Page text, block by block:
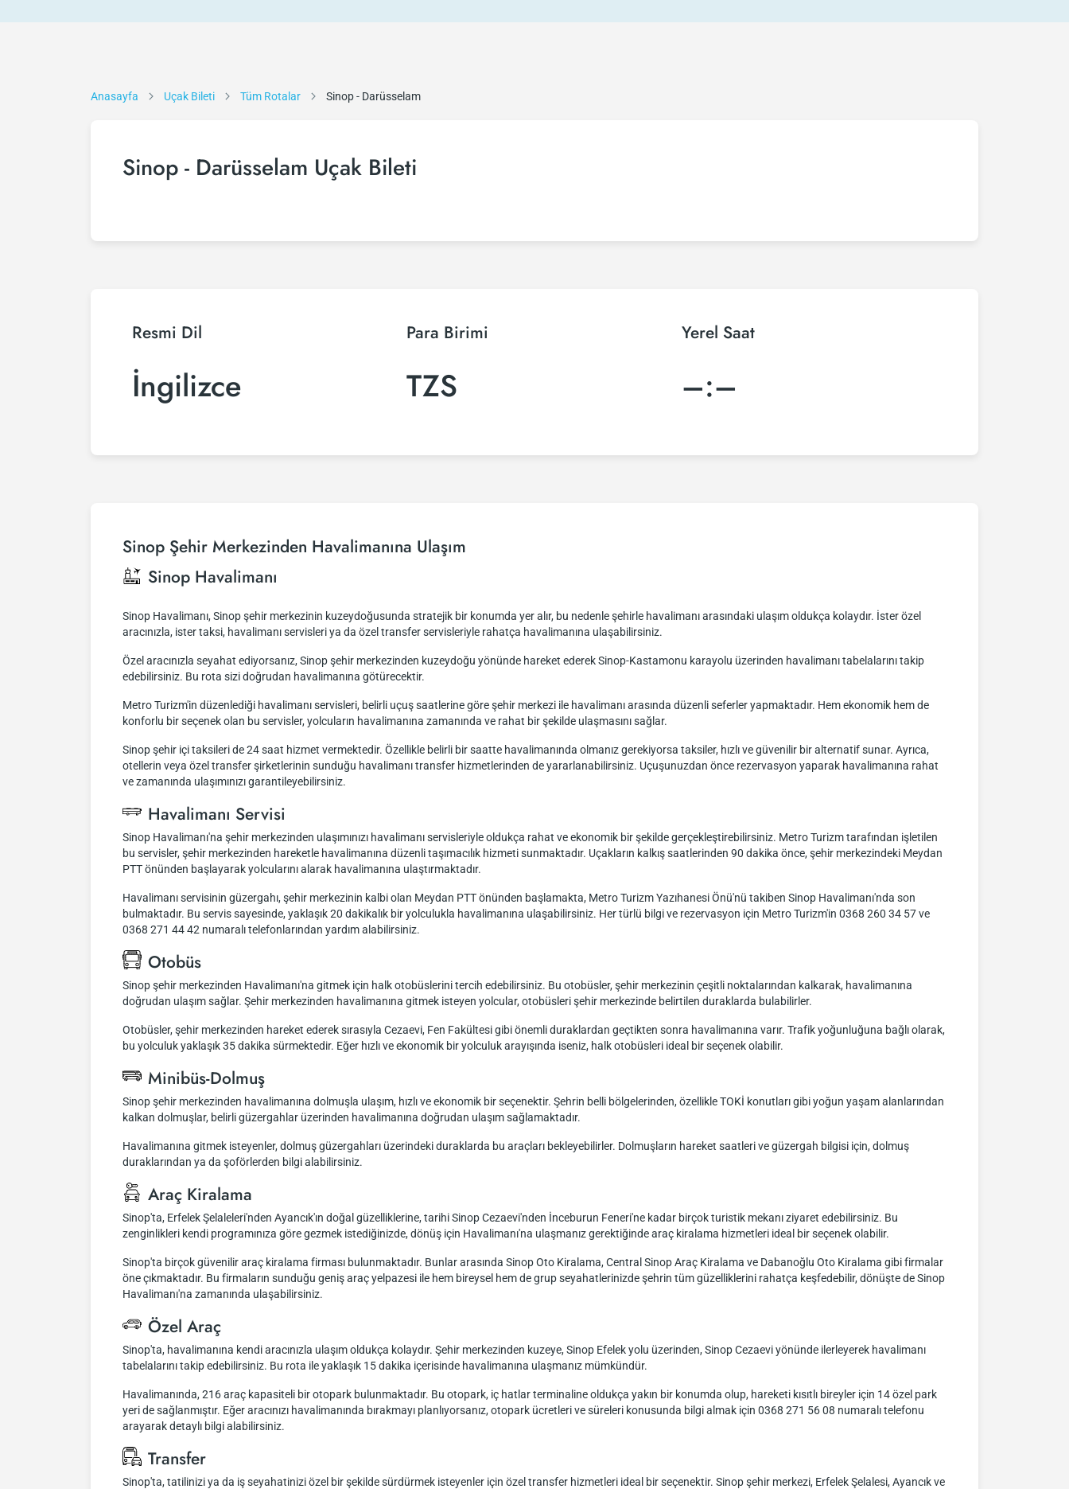
Anasayfa Uçak Bileti Tüm Rotalar Sinop - Darüsselam
Sinop - Darüsselam Uçak Bileti
Resmi Dil
İngilizce
Para Birimi
TZS
Yerel Saat
–:–
Sinop Şehir Merkezinden Havalimanına Ulaşım
Sinop Havalimanı
Sinop Havalimanı, Sinop şehir merkezinin kuzeydoğusunda stratejik bir konumda yer alır, bu nedenle şehirle havalimanı arasındaki ulaşım oldukça kolaydır. İster özel
aracınızla, ister taksi, havalimanı servisleri ya da özel transfer servisleriyle rahatça havalimanına ulaşabilirsiniz.
Özel aracınızla seyahat ediyorsanız, Sinop şehir merkezinden kuzeydoğu yönünde hareket ederek Sinop-Kastamonu karayolu üzerinden havalimanı tabelalarını takip
edebilirsiniz. Bu rota sizi doğrudan havalimanına götürecektir.
Metro Turizm'in düzenlediği havalimanı servisleri, belirli uçuş saatlerine göre şehir merkezi ile havalimanı arasında düzenli seferler yapmaktadır. Hem ekonomik hem de
konforlu bir seçenek olan bu servisler, yolcuların havalimanına zamanında ve rahat bir şekilde ulaşmasını sağlar.
Sinop şehir içi taksileri de 24 saat hizmet vermektedir. Özellikle belirli bir saatte havalimanında olmanız gerekiyorsa taksiler, hızlı ve güvenilir bir alternatif sunar. Ayrıca,
otellerin veya özel transfer şirketlerinin sunduğu havalimanı transfer hizmetlerinden de yararlanabilirsiniz. Uçuşunuzdan önce rezervasyon yaparak havalimanına rahat
ve zamanında ulaşımınızı garantileyebilirsiniz.
Havalimanı Servisi
Sinop Havalimanı'na şehir merkezinden ulaşımınızı havalimanı servisleriyle oldukça rahat ve ekonomik bir şekilde gerçekleştirebilirsiniz. Metro Turizm tarafından işletilen
bu servisler, şehir merkezinden hareketle havalimanına düzenli taşımacılık hizmeti sunmaktadır. Uçakların kalkış saatlerinden 90 dakika önce, şehir merkezindeki Meydan
PTT önünden başlayarak yolcularını alarak havalimanına ulaştırmaktadır.
Havalimanı servisinin güzergahı, şehir merkezinin kalbi olan Meydan PTT önünden başlamakta, Metro Turizm Yazıhanesi Önü'nü takiben Sinop Havalimanı'nda son
bulmaktadır. Bu servis sayesinde, yaklaşık 20 dakikalık bir yolculukla havalimanına ulaşabilirsiniz. Her türlü bilgi ve rezervasyon için Metro Turizm'in 0368 260 34 57 ve
0368 271 44 42 numaralı telefonlarından yardım alabilirsiniz.
Otobüs
Sinop şehir merkezinden Havalimanı'na gitmek için halk otobüslerini tercih edebilirsiniz. Bu otobüsler, şehir merkezinin çeşitli noktalarından kalkarak, havalimanına
doğrudan ulaşım sağlar. Şehir merkezinden havalimanına gitmek isteyen yolcular, otobüsleri şehir merkezinde belirtilen duraklarda bulabilirler.
Otobüsler, şehir merkezinden hareket ederek sırasıyla Cezaevi, Fen Fakültesi gibi önemli duraklardan geçtikten sonra havalimanına varır. Trafik yoğunluğuna bağlı olarak,
bu yolculuk yaklaşık 35 dakika sürmektedir. Eğer hızlı ve ekonomik bir yolculuk arayışında iseniz, halk otobüsleri ideal bir seçenek olabilir.
Minibüs-Dolmuş
Sinop şehir merkezinden havalimanına dolmuşla ulaşım, hızlı ve ekonomik bir seçenektir. Şehrin belli bölgelerinden, özellikle TOKİ konutları gibi yoğun yaşam alanlarından
kalkan dolmuşlar, belirli güzergahlar üzerinden havalimanına doğrudan ulaşım sağlamaktadır.
Havalimanına gitmek isteyenler, dolmuş güzergahları üzerindeki duraklarda bu araçları bekleyebilirler. Dolmuşların hareket saatleri ve güzergah bilgisi için, dolmuş
duraklarından ya da şoförlerden bilgi alabilirsiniz.
Araç Kiralama
Sinop'ta, Erfelek Şelaleleri'nden Ayancık'ın doğal güzelliklerine, tarihi Sinop Cezaevi'nden İnceburun Feneri'ne kadar birçok turistik mekanı ziyaret edebilirsiniz. Bu
zenginlikleri kendi programınıza göre gezmek istediğinizde, dönüş için Havalimanı'na ulaşmanız gerektiğinde araç kiralama hizmetleri ideal bir seçenek olabilir.
Sinop'ta birçok güvenilir araç kiralama firması bulunmaktadır. Bunlar arasında Sinop Oto Kiralama, Central Sinop Araç Kiralama ve Dabanoğlu Oto Kiralama gibi firmalar
öne çıkmaktadır. Bu firmaların sunduğu geniş araç yelpazesi ile hem bireysel hem de grup seyahatlerinizde şehrin tüm güzelliklerini rahatça keşfedebilir, dönüşte de Sinop
Havalimanı'na zamanında ulaşabilirsiniz.
Özel Araç
Sinop'ta, havalimanına kendi aracınızla ulaşım oldukça kolaydır. Şehir merkezinden kuzeye, Sinop Efelek yolu üzerinden, Sinop Cezaevi yönünde ilerleyerek havalimanı
tabelalarını takip edebilirsiniz. Bu rota ile yaklaşık 15 dakika içerisinde havalimanına ulaşmanız mümkündür.
Havalimanında, 216 araç kapasiteli bir otopark bulunmaktadır. Bu otopark, iç hatlar terminaline oldukça yakın bir konumda olup, hareketi kısıtlı bireyler için 14 özel park
yeri de sağlanmıştır. Eğer aracınızı havalimanında bırakmayı planlıyorsanız, otopark ücretleri ve süreleri konusunda bilgi almak için 0368 271 56 08 numaralı telefonu
arayarak detaylı bilgi alabilirsiniz.
Transfer
Sinop'ta, tatilinizi ya da iş seyahatinizi özel bir şekilde sürdürmek isteyenler için özel transfer hizmetleri ideal bir seçenektir. Sinop şehir merkezi, Erfelek Şelalesi, Ayancık ve